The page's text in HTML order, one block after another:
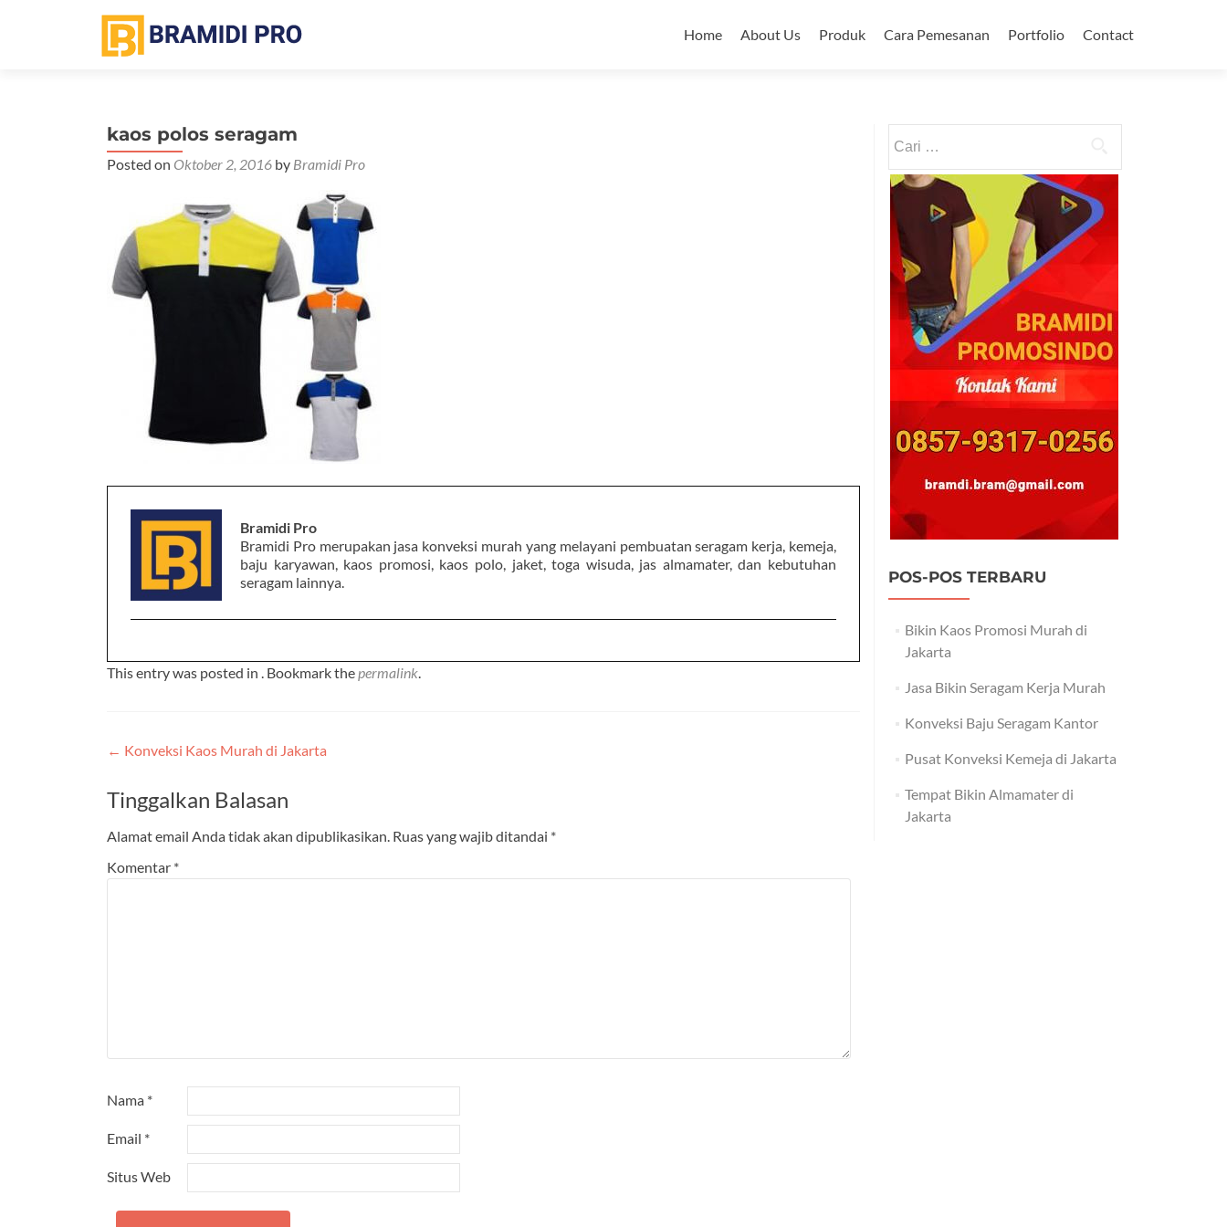
to
Home About Us Produk Cara Pemesanan Portfolio Contact
kaos polos seragam
Posted on Oktober 2, 2016 by Bramidi Pro
Bramidi Pro
Bramidi Pro merupakan jasa konveksi murah yang melayani pembuatan seragam kerja, kemeja,
baju karyawan, kaos promosi, kaos polo, jaket, toga wisuda, jas almamater, dan kebutuhan
seragam lainnya.
This entry was posted in . Bookmark thepermalink.
Post
navigation
← Konveksi Kaos Murah di Jakarta
Tinggalkan Balasan
Alamat email Anda tidak akan dipublikasikan. Ruas yang wajib ditandai *
Komentar *
Nama *
Email *
Situs Web
untuk:
POS-POS TERBARU
Bikin Kaos Promosi Murah di
Jakarta
Jasa Bikin Seragam Kerja Murah
Konveksi Baju Seragam Kantor
Pusat Konveksi Kemeja di Jakarta
Tempat Bikin Almamater di
Jakarta